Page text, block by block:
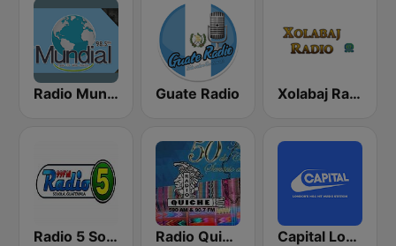
Radio Mundial Guate Radio Xolabaj Radio
Radio 5 Sololá Radio Quiche 90.7 FM Capital London